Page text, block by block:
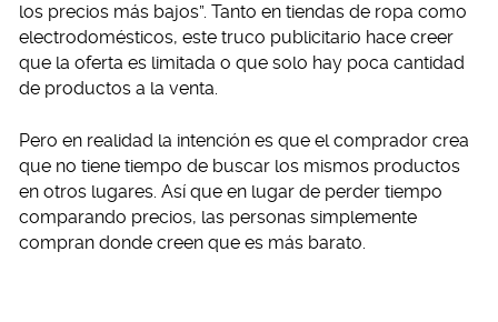
los precios más bajos”. Tanto en tiendas de ropa como
electrodomésticos, este truco publicitario hace creer
que la oferta es limitada o que solo hay poca cantidad
de productos a la venta.
Pero en realidad la intención es que el comprador crea
que no tiene tiempo de buscar los mismos productos
en otros lugares. Así que en lugar de perder tiempo
comparando precios, las personas simplemente
compran donde creen que es más barato.